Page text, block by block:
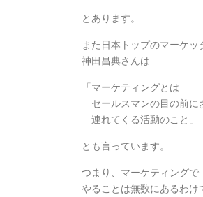
とあります。
また日本トップのマーケッ
神田昌典さんは
「マーケティングとは
セールスマンの目の前に
連れてくる活動のこと」
とも言っています。
つまり、マーケティングで
やることは無数にあるわけ